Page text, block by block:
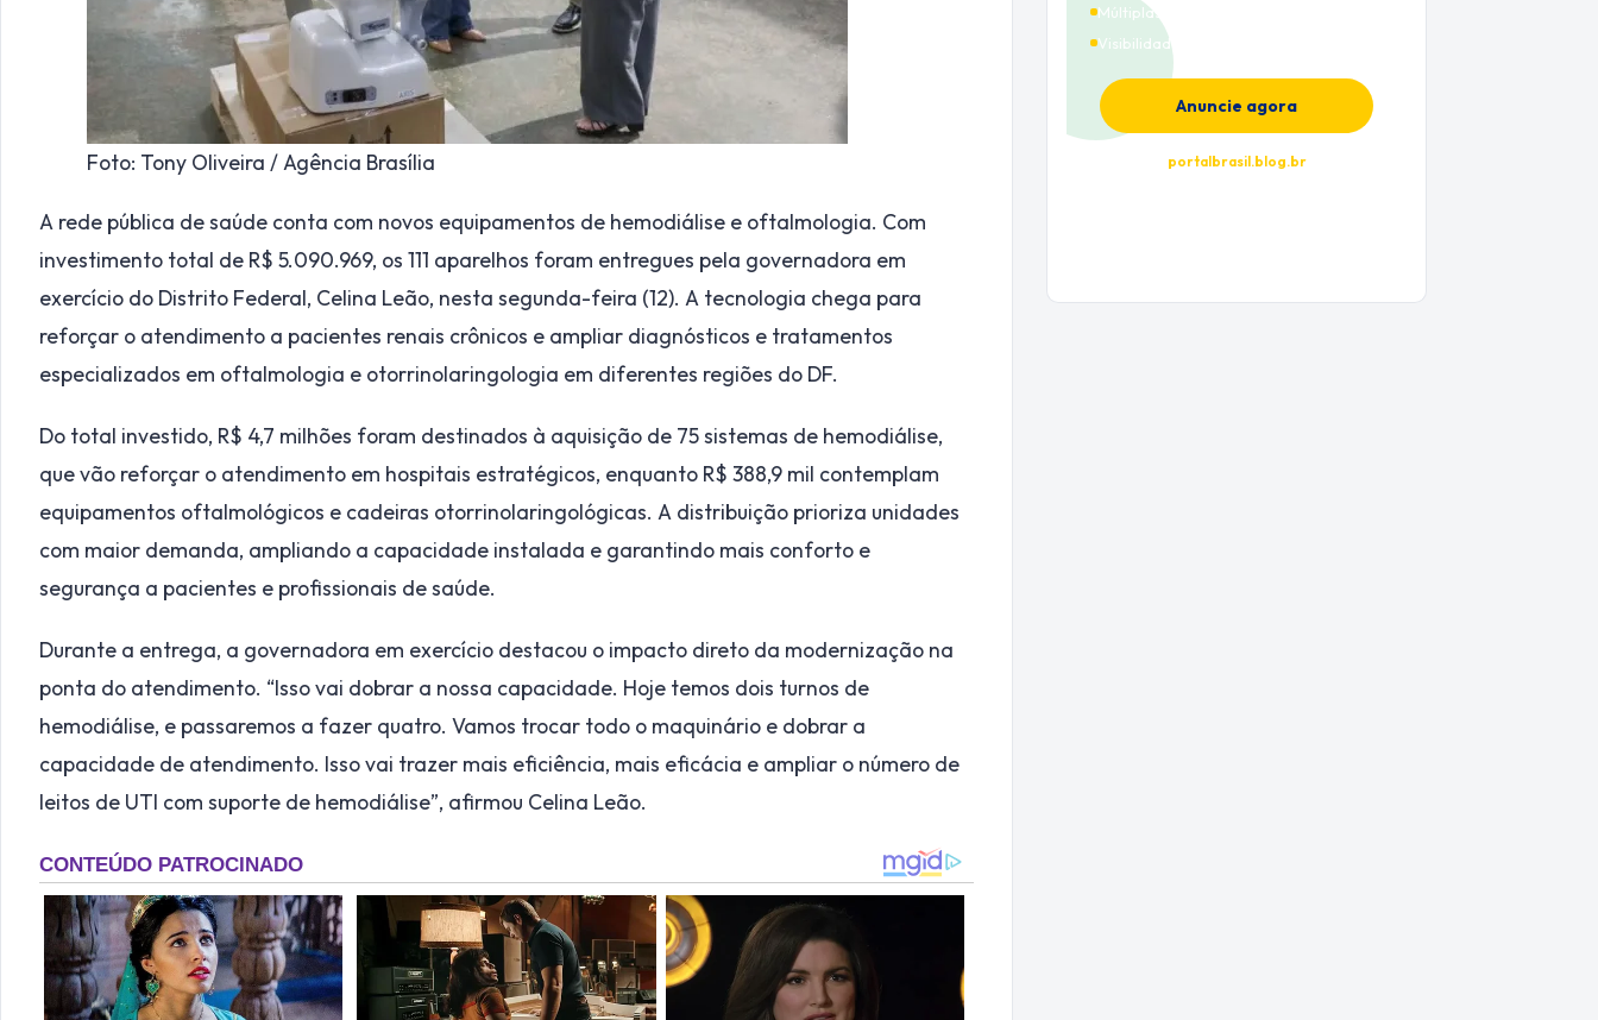
Foto: Tony Oliveira / Agência Brasília
A rede pública de saúde conta com novos equipamentos de hemodiálise e oftalmologia. Com
investimento total de R$ 5.090.969, os 111 aparelhos foram entregues pela governadora em
exercício do Distrito Federal, Celina Leão, nesta segunda-feira (12). A tecnologia chega para
reforçar o atendimento a pacientes renais crônicos e ampliar diagnósticos e tratamentos
especializados em oftalmologia e otorrinolaringologia em diferentes regiões do DF.
Do total investido, R$ 4,7 milhões foram destinados à aquisição de 75 sistemas de hemodiálise,
que vão reforçar o atendimento em hospitais estratégicos, enquanto R$ 388,9 mil contemplam
equipamentos oftalmológicos e cadeiras otorrinolaringológicas. A distribuição prioriza unidades
com maior demanda, ampliando a capacidade instalada e garantindo mais conforto e
segurança a pacientes e profissionais de saúde.
Durante a entrega, a governadora em exercício destacou o impacto direto da modernização na
ponta do atendimento. “Isso vai dobrar a nossa capacidade. Hoje temos dois turnos de
hemodiálise, e passaremos a fazer quatro. Vamos trocar todo o maquinário e dobrar a
capacidade de atendimento. Isso vai trazer mais eficiência, mais eficácia e ampliar o número de
leitos de UTI com suporte de hemodiálise”, afirmou Celina Leão.
Múltiplas categorias
Visibilidade premium
Anuncie agora
portalbrasil.blog.br